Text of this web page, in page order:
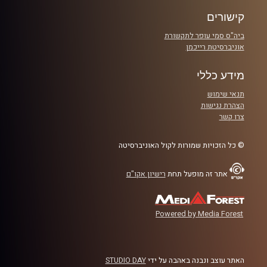
קישורים
ביה"ס סמי עופר לתקשורת
אוניברסיטת רייכמן
מידע כללי
תנאי שימוש
הצהרת נגישות
צרו קשר
© כל הזכויות שמורות לקול האוניברסיטה
אתר זה מופעל תחת רישיון אקו"ם
Powered by Media Forest
האתר עוצב ונבנה באהבה על ידיSTUDIO DAY